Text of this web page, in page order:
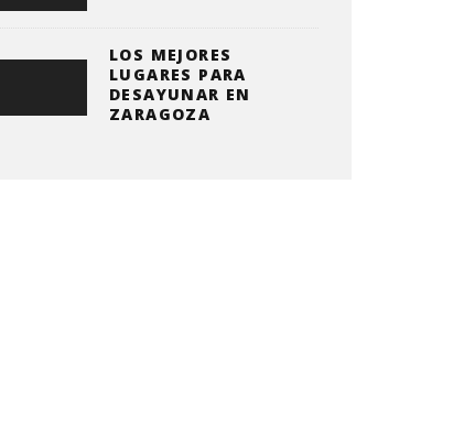
LOS MEJORES
LUGARES PARA
DESAYUNAR EN
ZARAGOZA